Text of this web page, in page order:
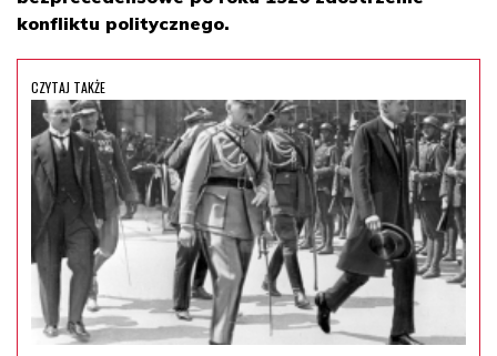
konfliktu politycznego.
CZYTAJ TAKŻE